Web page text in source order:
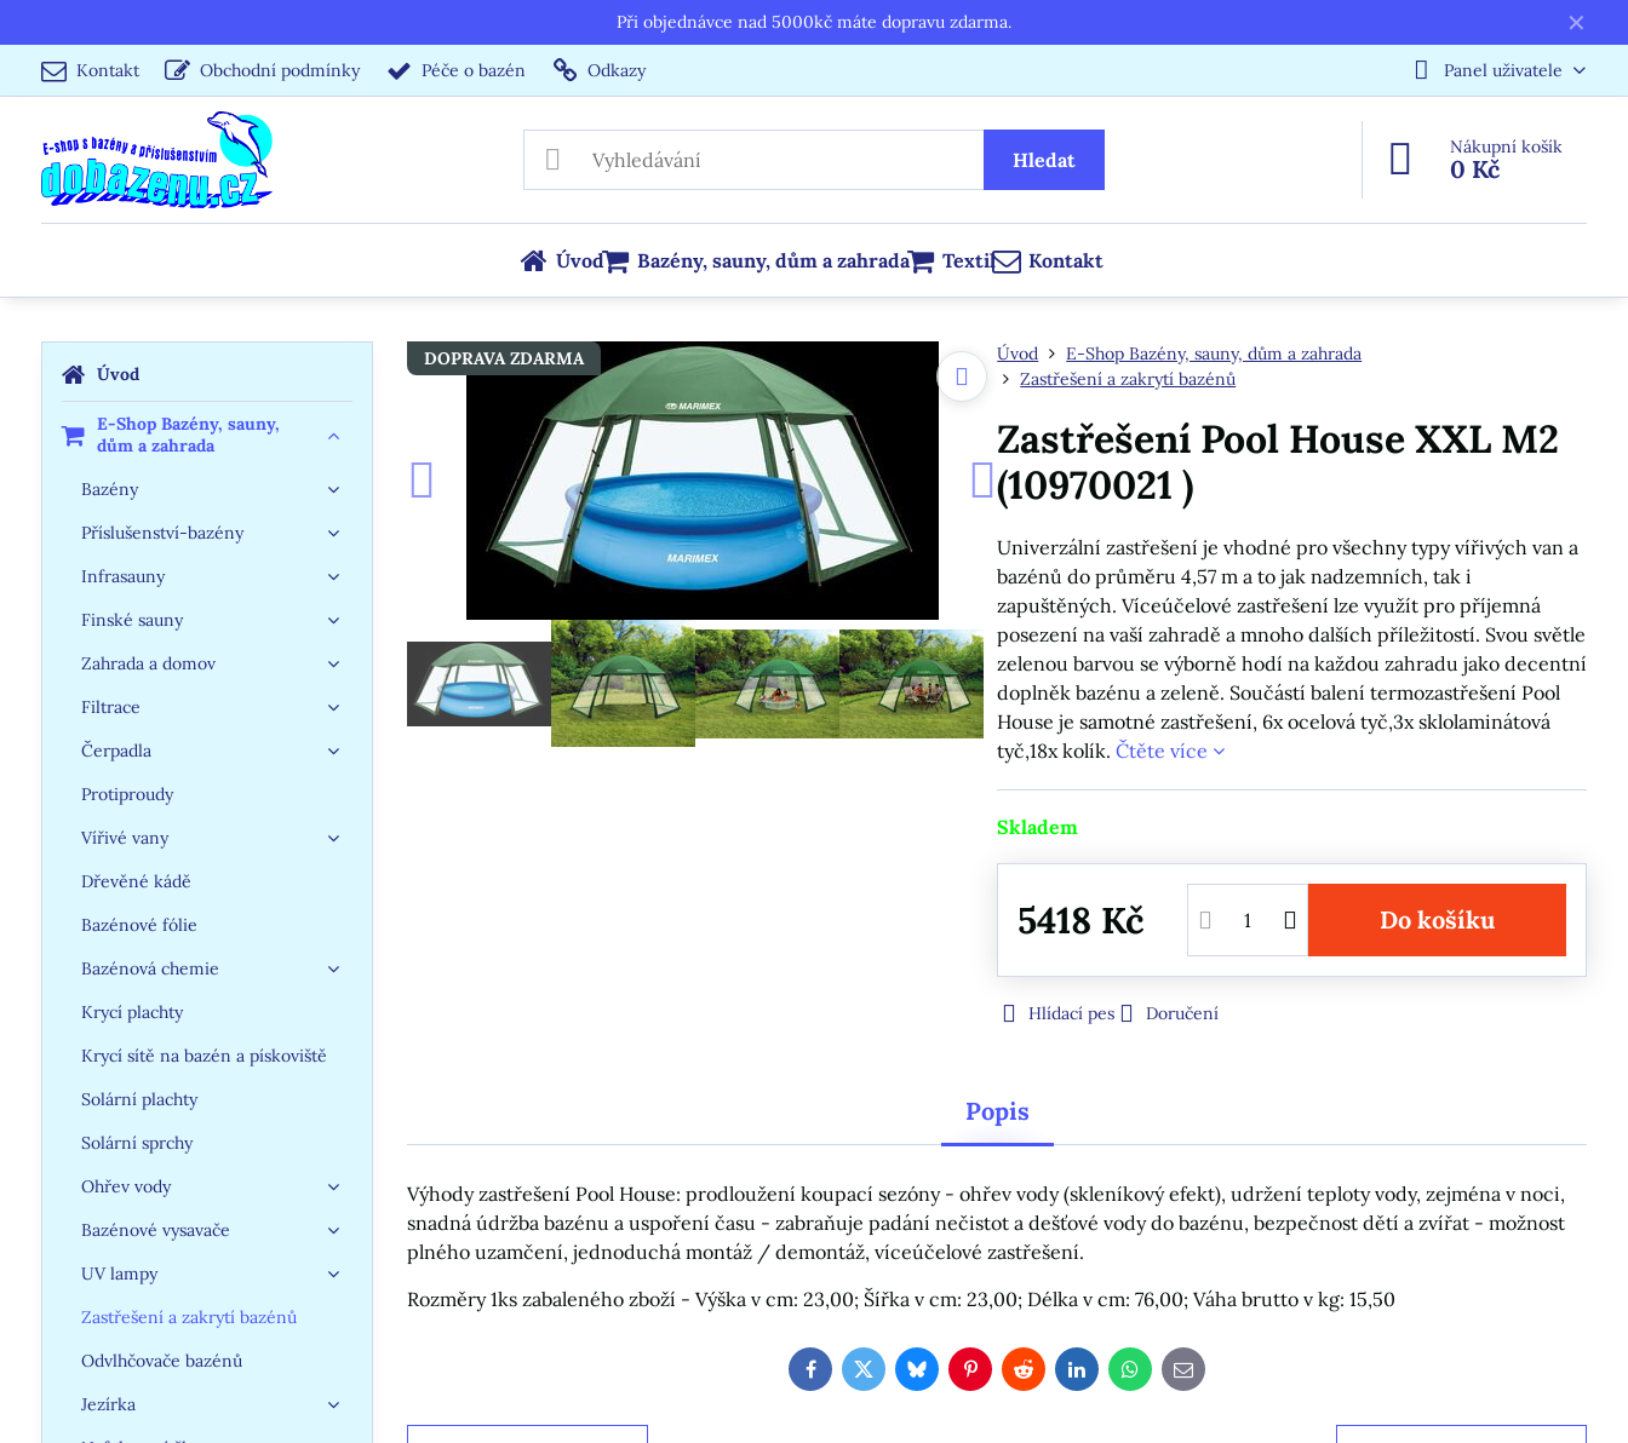
✕
Při objednávce nad 5000kč máte dopravu zdarma.
Kontakt Obchodní podmínky Péče o bazén Odkazy Panel uživatele
Hledat
Nákupní košík
0 Kč
Úvod Bazény, sauny, dům a zahrada Textil Kontakt
DOPRAVA ZDARMA Úvod
E-Shop Bazény, sauny, dům a zahrada
Zastřešení a zakrytí bazénů
Zastřešení Pool House XXL M2
(10970021 )
Univerzální zastřešení je vhodné pro všechny typy vířivých van a
bazénů do průměru 4,57 m a to jak nadzemních, tak i
zapuštěných. Víceúčelové zastřešení lze využít pro příjemná
posezení na vaší zahradě a mnoho dalších příležitostí. Svou světle
zelenou barvou se výborně hodí na každou zahradu jako decentní
doplněk bazénu a zeleně. Součástí balení termozastřešení Pool
House je samotné zastřešení, 6x ocelová tyč,3x sklolaminátová
tyč,18x kolík.Čtěte více
Skladem
5418 Kč Do košíku
Hlídací pes Doručení
Popis
Výhody zastřešení Pool House: prodloužení koupací sezóny - ohřev vody (skleníkový efekt), udržení teploty vody, zejména v noci,
snadná údržba bazénu a uspoření času - zabraňuje padání nečistot a dešťové vody do bazénu, bezpečnost dětí a zvířat - možnost
plného uzamčení, jednoduchá montáž / demontáž, víceúčelové zastřešení.
Rozměry 1ks zabaleného zboží - Výška v cm: 23,00; Šířka v cm: 23,00; Délka v cm: 76,00; Váha brutto v kg: 15,50
FacebookTwitterBlueskyPinterestRedditLinkedInWhatsApp
E-
mail
Úvod
E-Shop Bazény, sauny,
dům a zahrada
Bazény
Příslušenství-bazény
Infrasauny
Finské sauny
Zahrada a domov
Filtrace
Čerpadla
Protiproudy
Vířivé vany
Dřevěné kádě
Bazénové fólie
Bazénová chemie
Krycí plachty
Krycí sítě na bazén a pískoviště
Solární plachty
Solární sprchy
Ohřev vody
Bazénové vysavače
UV lampy
Zastřešení a zakrytí bazénů
Odvlhčovače bazénů
Jezírka